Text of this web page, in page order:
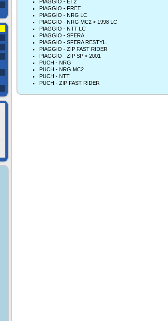
PIAGGIO - ET2
PIAGGIO - FREE
PIAGGIO - NRG LC
PIAGGIO - NRG MC2 < 1998 LC
PIAGGIO - NTT LC
PIAGGIO - SFERA
PIAGGIO - SFERA RESTYL.
PIAGGIO - ZIP FAST RIDER
PIAGGIO - ZIP SP < 2001
PUCH - NRG
PUCH - NRG MC2
PUCH - NTT
PUCH - ZIP FAST RIDER